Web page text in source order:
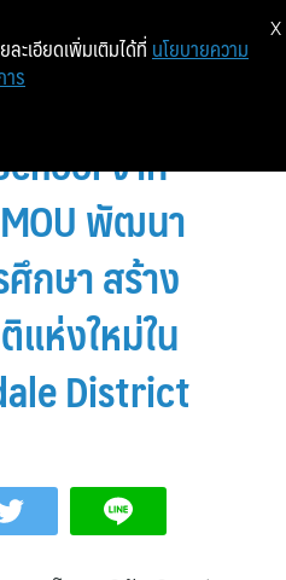
จาก
พัฒนา
กษา สร้าง
แห่งใหม่ใน
District
ะเอียดเพิ่มเติมได้ที่ นโยบายความ
าร
X